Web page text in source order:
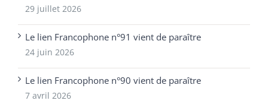
29 juillet 2026
Le lien Francophone n°91 vient de paraître
24 juin 2026
Le lien Francophone n°90 vient de paraître
7 avril 2026